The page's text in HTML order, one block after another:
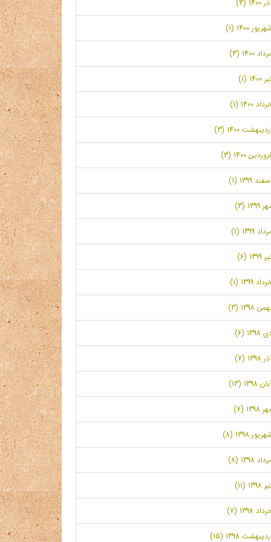
1400 (3)
شهریور 1400 (1)
1400 (3)
1400 (1)
1400 (1)
اردیبهشت 1400 (3)
1400 (3)
اسفند 1399 (1)
1399 (3)
1399 (1)
1399 (6)
1399 (1)
1398 (3)
1398 (6)
1398 (7)
1398 (13)
1398 (7)
شهریور 1398 (8)
1398 (8)
1398 (11)
1398 (7)
اردیبهشت 1398 (15)